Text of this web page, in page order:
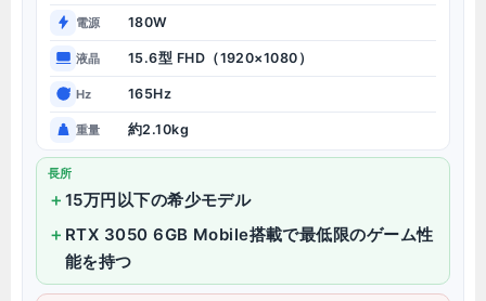
電源 180W
液晶 15.6型 FHD（1920×1080）
Hz 165Hz
重量 約2.10kg
長所
15万円以下の希少モデル
RTX 3050 6GB Mobile搭載で最低限のゲーム性
能を持つ